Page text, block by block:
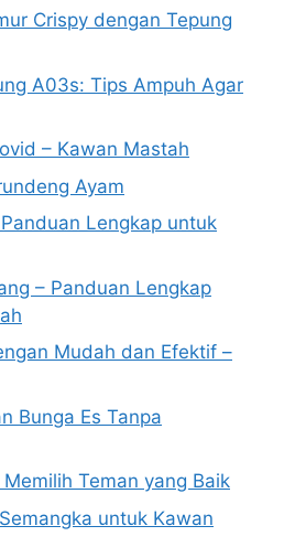
Crispy dengan Tepung
A03s: Tips Ampuh Agar
– Kawan Mastah
Ayam
Lengkap untuk
– Panduan Lengkap
Mudah dan Efektif –
Bunga Es Tanpa
Teman yang Baik
untuk Kawan